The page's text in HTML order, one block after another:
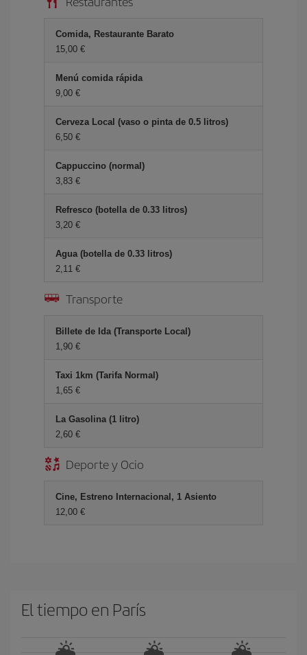
Comida, Restaurante Barato
15,00 €
Menú comida rápida
9,00 €
Cerveza Local (vaso o pinta de 0.5 litros)
6,50 €
Cappuccino (normal)
3,83 €
Refresco (botella de 0.33 litros)
3,20 €
Agua (botella de 0.33 litros)
2,11 €
Transporte
Billete de Ida (Transporte Local)
1,90 €
Taxi 1km (Tarifa Normal)
1,65 €
La Gasolina (1 litro)
2,60 €
Deporte y Ocio
Cine, Estreno Internacional, 1 Asiento
12,00 €
El tiempo en París